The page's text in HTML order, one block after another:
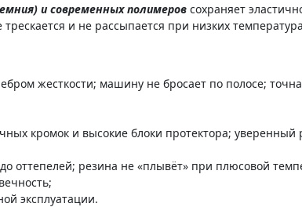
и современных полимеров сохраняет
и не рассыпается при низких
жесткости; машину не бросает по полосе;
кромок и высокие блоки протектора; уверенный
оттепелей; резина не «плывёт» при плюсовой
эксплуатации.